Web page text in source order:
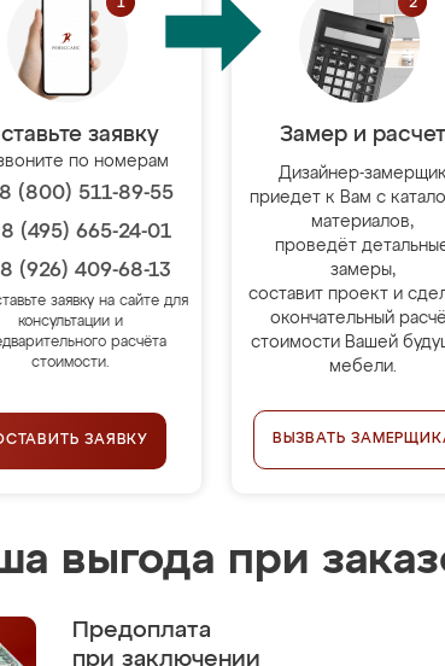
заявку
по номерам
8 (800) 511-89-55
8 (495) 665-24-01
8 (926) 409-68-13
заявку на сайте для
консультации и
расчёта
стоимости.
ЗАЯВКУ
Замер и расчет
Дизайнер-замерщик
приедет к Вам с
материалов,
проведёт
замеры,
составит проект и
окончательный
стоимости Вашей
мебели.
ВЫЗВАТЬ
выгода при
Предоплата
при заключении